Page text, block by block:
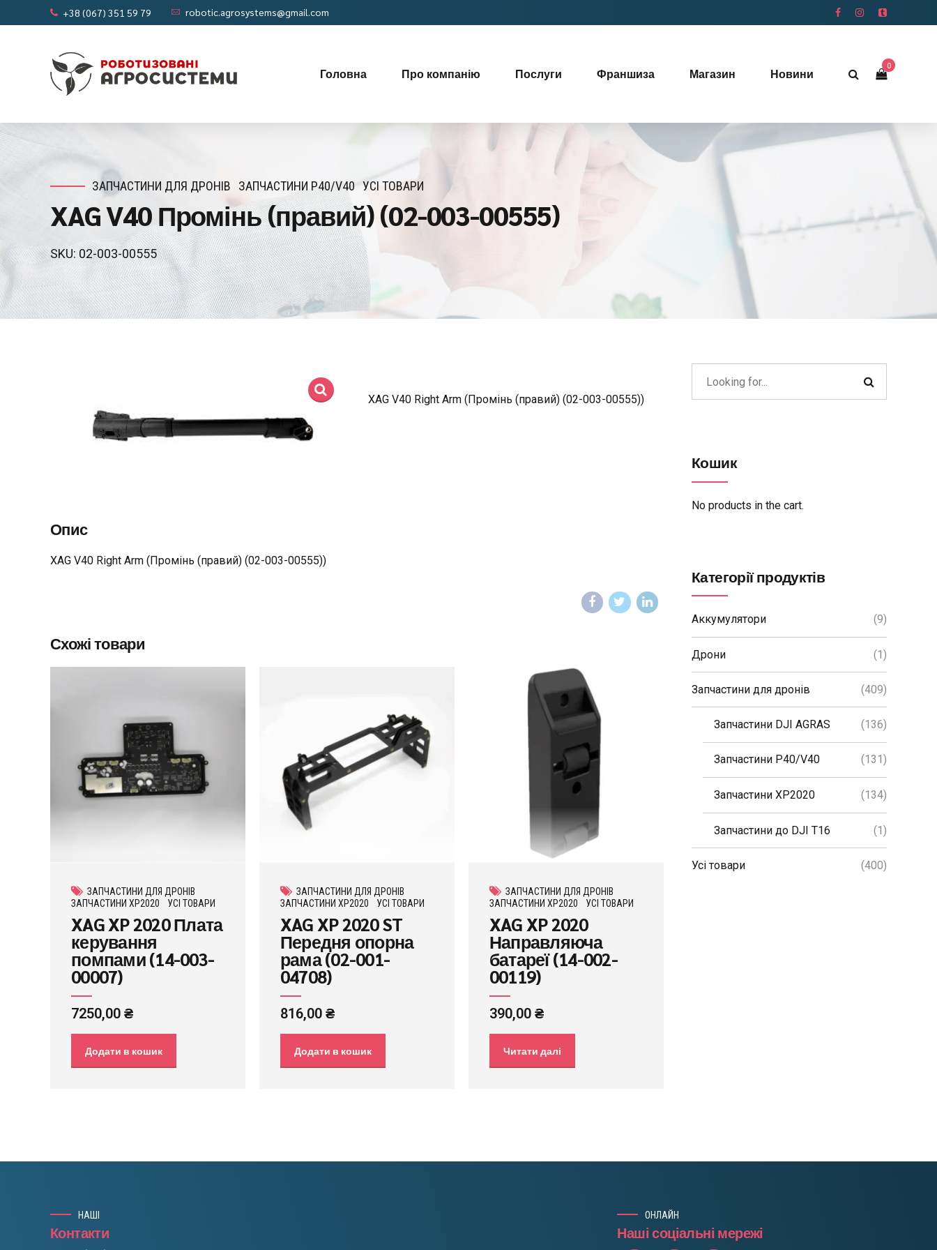
+38 (067) 351 59 79 robotic.agrosystems@gmail.com
0
Головна Про компанію Послуги Франшиза Магазин Новини
ЗАПЧАСТИНИ ДЛЯ ДРОНІВ ЗАПЧАСТИНИ P40/V40 УСІ ТОВАРИ
XAG V40 Промінь (правий) (02-003-00555)
SKU: 02-003-00555
XAG V40 Right Arm (Промінь (правий) (02-003-00555))
Опис
XAG V40 Right Arm (Промінь (правий) (02-003-00555))
Схожі товари
ЗАПЧАСТИНИ ДЛЯ ДРОНІВ
ЗАПЧАСТИНИ XP2020
УСІ ТОВАРИ
XAG XP 2020 Плата
керування
помпами (14-003-
00007)
7250,00 ₴
Додати в кошик
ЗАПЧАСТИНИ ДЛЯ ДРОНІВ
ЗАПЧАСТИНИ XP2020
УСІ ТОВАРИ
XAG XP 2020 ST
Передня опорна
рама (02-001-
04708)
816,00 ₴
Додати в кошик
ЗАПЧАСТИНИ ДЛЯ ДРОНІВ
ЗАПЧАСТИНИ XP2020
УСІ ТОВАРИ
XAG XP 2020
Направляюча
батареї (14-002-
00119)
390,00 ₴
Читати далі
Кошик
No products in the cart.
Категорії продуктів
Аккумулятори (9)
Дрони (1)
Запчастини для дронів (409)
Запчастини DJI AGRAS (136)
Запчастини P40/V40 (131)
Запчастини XP2020 (134)
Запчастини до DJI T16 (1)
Усі товари (400)
НАШІ
Контакти
ОНЛАЙН
Наші соціальні мережі